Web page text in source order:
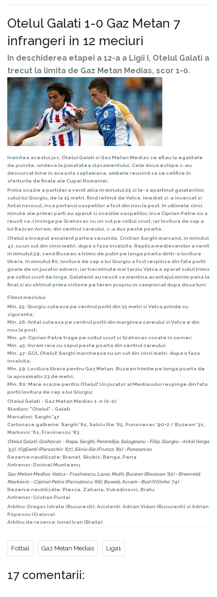
Otelul Galati 1-0 Gaz Metan 7
infrangeri in 12 meciuri
In deschiderea etapei a 12-a a Ligii I, Otelul Galati a
trecut la limita de Gaz Metan Medias, scor 1-0.
Inaintea acestui joc, Otelul Galati si Gaz Metan Medias se aflau la egalitate
de puncte, undeva la jumatatea clasamentului. Cele doua echipe s-au
descurcat bine in aceasta saptamana, ambele reusind sa se califice in
sferturile de finala ale Cupei Romaniei.
Prima ocazie a partidei a venit abia in minutul 25 si le-a apartinut galatenilor,
sutul lui Giurgiu, de la 15 metri, fiind retinut de Vatca. Imediat si-a incercat si
Antal norocul, insa portarul oaspetilor a fost din nou la post. In ultimele cinci
minute ale primei parti au aparut si ocaziile oaspetilor, insa Ciprian Petre nu a
reusit sa-l invinga pe Grahovac cu un sut pe coltul scurt, iar lovitura de cap a
lui Razvan Avram, din centrul careului, s-a dus peste poarta.
Otelul a inceput excelent partea secunda, Cristian Sarghi marcand, in minutul
47, cu un sut din cinci metri, dupa o faza incalcita. Replica mediesenilor a venit
in minutul 59, cand Buzean a trimis de putin pe langa poarta dintr-o lovitura
libera. In minutul 80, lovitura de cap a lui Giurgiu a fost respinsa din fata portii
goale de un jucator advers, iar trei minute mai tarziu Vatca a aparat sutul trimis
pe coltul scurt de Iorga. Galatenii au reusit sa mentina avantajul minim pana la
final si au obtinut prima victorie pe teren propriu in campionat dupa doua luni.
Filmul meciului
Min. 25: Giurgiu suteaza pe centrul portii din 15 metri si Vatca prinde cu
siguranta;
Min. 26: Antal suteaza pe centrul portii din marginea careului si Vatca e din
nou la post;
Min. 40: Ciprian Petre trage pe coltul scurt si Grahovac scoate in corner;
Min. 45: Avram reia cu capul peste poarta din centrul careului;
Min. 47: GOL Otelul! Sarghi marcheaza cu un sut din cinci metri, dupa o faza
incalcita;
Min. 59: Lovitura libera pentru Gaz Metan. Buzean trimite pe langa poarta de
la aproximativ 23 de metri;
Min. 80: Mare ocazie pentru Otelul! Un jucator al Mediasului respinge din fata
portii lovitura de cap a lui Giurgiu;
Otelul Galati - Gaz Metan Medias 1-0 (0-0)
Stadion: "Otelul" - Galati
Marcatori: Sarghi '47
Cartonase galbene: Sarghi '61, Salviu Ilie '65, Punosevac '90+2 / Buzean '31,
Markovic '61, Frasinescu '63
Otelul Galati: Grahovac - Rapa, Sarghi, Perendija, Salageanu - Filip, Giurgiu - Antal (Iorga
'53), Viglianti (Paraschiv '67), Silviu Ilie(Frunza '81) - Punosevac
Rezerve neutilizate: Branet, Skubic, Benga, Pena
Antrenor: Dorinel Munteanu
Gaz Metan Medias: Vatca - Frasinescu, Lazar, Muth, Buzean (Bozesan '62) - Breeveld,
Markovic - Ciprian Petre (Parvulescu '66), Bawab, Avram - Bud (Vitinho '74)
Rezerve neutilizate: Plesca, Zaharia, Vukadinovic, Bratu
Antrenor: Cristian Pustai
Arbitru: Dragos Istrate (Bucuresti); Asistenti: Adrian Vidan (Bucuresti) si Adrian
Popescu (Craiova)
Arbitru de rezerva: Ionel Ivan (Braila)
Fotbal Gaz Metan Medias Liga1
17 comentarii: